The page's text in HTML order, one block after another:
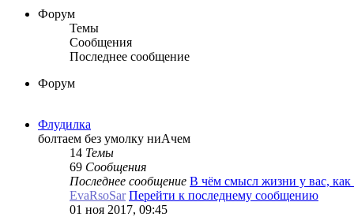
Форум
Темы
Сообщения
Последнее сообщение
Форум
Флудилка
болтаем без умолку ниАчем
14 Темы
69 Сообщения
Последнее сообщение В чём смысл жизни у вас,
EvaRsoSar Перейти к последнему сообщению
01 ноя 2017, 09:45